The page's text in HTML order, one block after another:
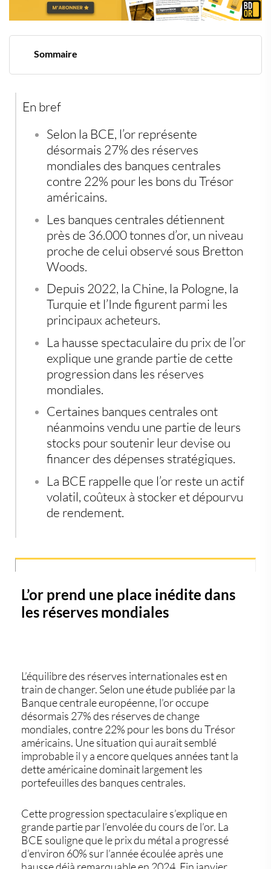
Sommaire
36.000 tonnes dans les coffres des banques centrales
L’attrait croissant des actifs tangibles
En bref
Selon la BCE, l’or représente
désormais 27% des réserves
mondiales des banques centrales
contre 22% pour les bons du Trésor
américains.
Les banques centrales détiennent
près de 36.000 tonnes d’or, un niveau
proche de celui observé sous Bretton
Woods.
Depuis 2022, la Chine, la Pologne, la
Turquie et l’Inde figurent parmi les
principaux acheteurs.
La hausse spectaculaire du prix de l’or
explique une grande partie de cette
progression dans les réserves
mondiales.
Certaines banques centrales ont
néanmoins vendu une partie de leurs
stocks pour soutenir leur devise ou
financer des dépenses stratégiques.
La BCE rappelle que l’or reste un actif
volatil, coûteux à stocker et dépourvu
de rendement.
L’or prend une place inédite dans
les réserves mondiales
L’équilibre des réserves internationales est en
train de changer. Selon une étude publiée par la
Banque centrale européenne, l’or occupe
désormais 27% des réserves de change
mondiales, contre 22% pour les bons du Trésor
américains. Une situation qui aurait semblé
improbable il y a encore quelques années tant la
dette américaine dominait largement les
portefeuilles des banques centrales.
Cette progression spectaculaire s’explique en
grande partie par l’envolée du cours de l’or. La
BCE souligne que le prix du métal a progressé
d’environ 60% sur l’année écoulée après une